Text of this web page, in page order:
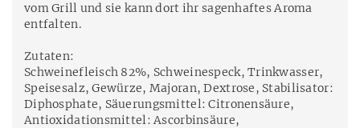
vom Grill und sie kann dort ihr sagenhaftes Aroma
entfalten.
Zutaten:
Schweinefleisch 82%, Schweinespeck, Trinkwasser,
Speisesalz, Gewürze, Majoran, Dextrose, Stabilisator:
Diphosphate, Säuerungsmittel: Citronensäure,
Antioxidationsmittel: Ascorbinsäure,